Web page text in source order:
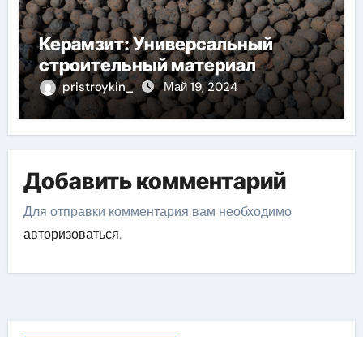
Керамзит: Универсальный
строительный материал
pristroykin_ Май 19, 2024
Добавить комментарий
Для отправки комментария вам необходимо
авторизоваться.